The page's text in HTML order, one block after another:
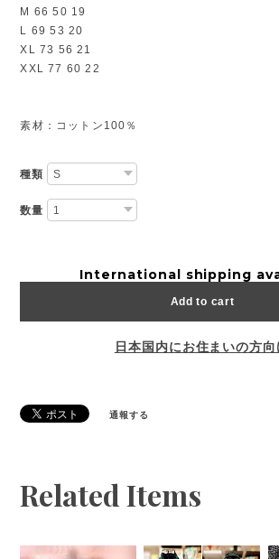
M 66 50 19
L 69 53 20
XL 73 56 21
XXL 77 60 22
素材：コットン100％
種類
数量
International shipping
Add to cart
日本国内にお住まいの方向
通報する
Related Items